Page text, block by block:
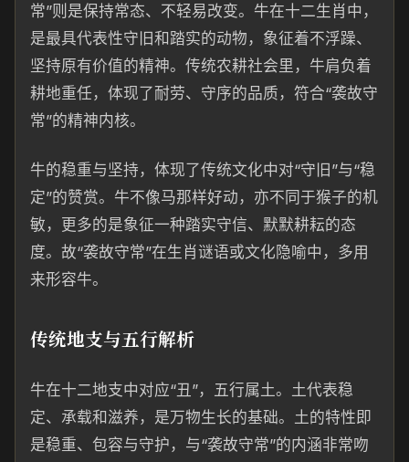
常”则是保持常态、不轻易改变。牛在十二生肖中，
是最具代表性守旧和踏实的动物，象征着不浮躁、
坚持原有价值的精神。传统农耕社会里，牛肩负着
耕地重任，体现了耐劳、守序的品质，符合“袭故守
常”的精神内核。
牛的稳重与坚持，体现了传统文化中对“守旧”与“稳
定”的赞赏。牛不像马那样好动，亦不同于猴子的机
敏，更多的是象征一种踏实守信、默默耕耘的态
度。故“袭故守常”在生肖谜语或文化隐喻中，多用
来形容牛。
传统地支与五行解析
牛在十二地支中对应“丑”，五行属土。土代表稳
定、承载和滋养，是万物生长的基础。土的特性即
是稳重、包容与守护，与“袭故守常”的内涵非常吻